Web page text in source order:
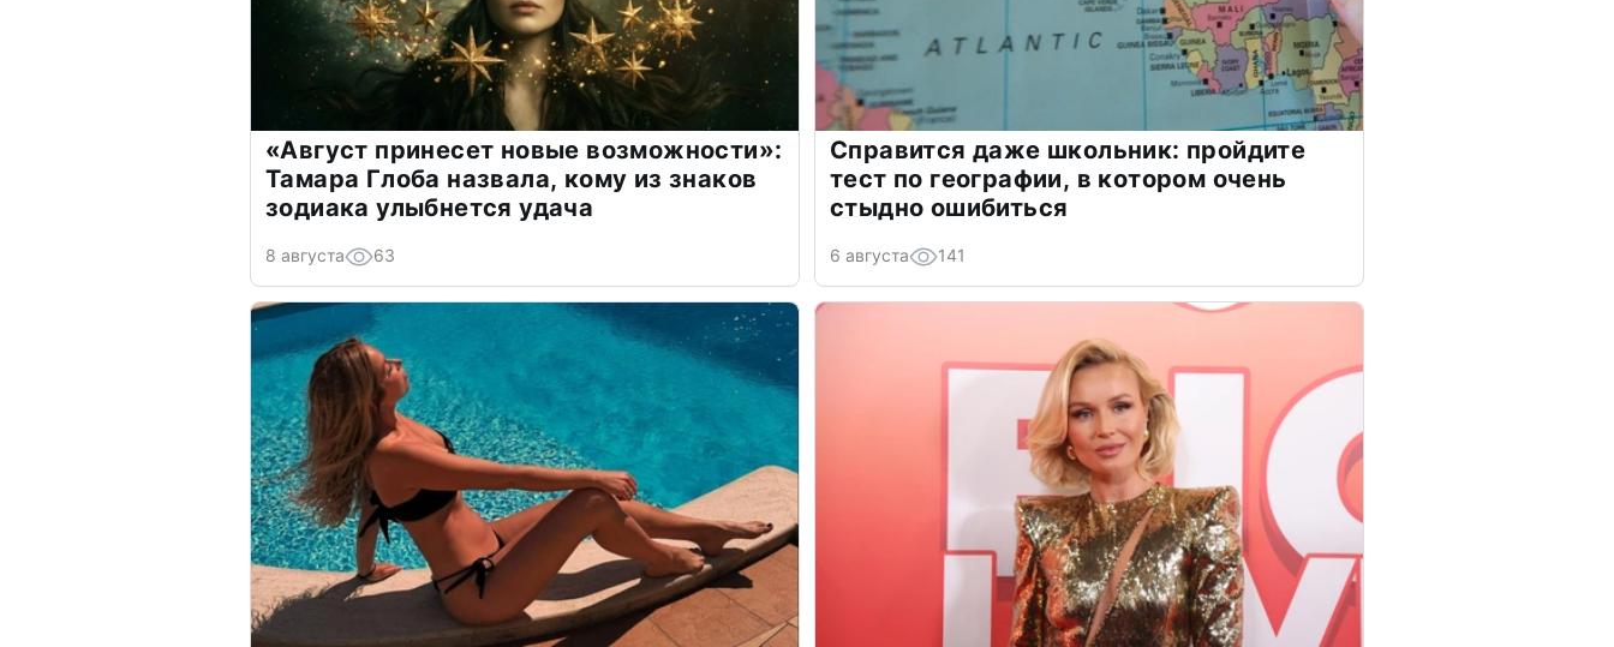
«Август принесет новые возможности»:
Тамара Глоба назвала, кому из знаков
зодиака улыбнется удача
8 августа 63
Справится даже школьник: пройдите
тест по географии, в котором очень
стыдно ошибиться
6 августа 141